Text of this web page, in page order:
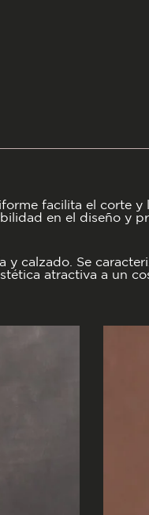
facilita el corte
en el diseño y
calzado. Se
atractiva a un